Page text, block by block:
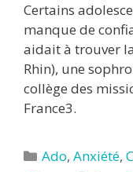
Certains
manque de
aidait à trouver
Rhin), une
collège des
France3.
Catégories
Ado,Anxiété,